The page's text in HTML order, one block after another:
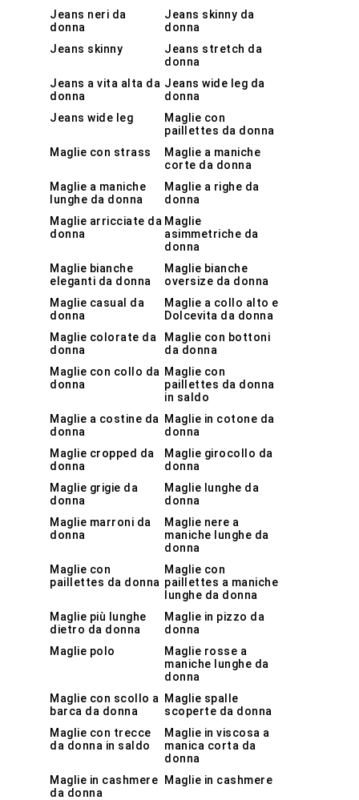
Jeans neri da
donna
Jeans skinny da
donna
Jeans skinny
Jeans stretch da
donna
Jeans a vita alta da
donna
Jeans wide leg da
donna
Jeans wide leg
Maglie con
paillettes da donna
Maglie con strass
Maglie a maniche
corte da donna
Maglie a maniche
lunghe da donna
Maglie a righe da
donna
Maglie arricciate da
donna
Maglie
asimmetriche da
donna
Maglie bianche
eleganti da donna
Maglie bianche
oversize da donna
Maglie casual da
donna
Maglie a collo alto e
Dolcevita da donna
Maglie colorate da
donna
Maglie con bottoni
da donna
Maglie con collo da
donna
Maglie con
paillettes da donna
in saldo
Maglie a costine da
donna
Maglie in cotone da
donna
Maglie cropped da
donna
Maglie girocollo da
donna
Maglie grigie da
donna
Maglie lunghe da
donna
Maglie marroni da
donna
Maglie nere a
maniche lunghe da
donna
Maglie con
paillettes da donna
Maglie con
paillettes a maniche
lunghe da donna
Maglie più lunghe
dietro da donna
Maglie in pizzo da
donna
Maglie polo
Maglie rosse a
maniche lunghe da
donna
Maglie con scollo a
barca da donna
Maglie spalle
scoperte da donna
Maglie con trecce
da donna in saldo
Maglie in viscosa a
manica corta da
donna
Maglie in cashmere
da donna
Maglie in cashmere